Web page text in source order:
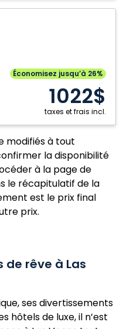
Économisez jusqu’à 26%
1022$
taxes et frais incl.
modifiés à tout
la disponibilité
à la page de
le récapitulatif de la
est le prix final
prix.
de rêve à Las
ses divertissements
hôtels de luxe, il n’est